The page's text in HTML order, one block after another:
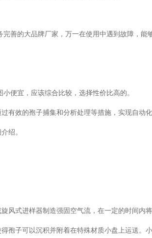
善的大品牌厂家，万一在使用中遇到故障，能
，应该综合比较，选择性价比高的。
有效的孢子捕集和分析处理等措施，实现自动
。
式进样器制造强固空气流，在一定的时间内
孢子可以沉积并附着在特殊材质小盘上运送。